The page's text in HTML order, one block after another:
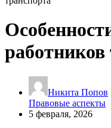
работников
Никита Попов
Правовые аспекты
5 февраля, 2026